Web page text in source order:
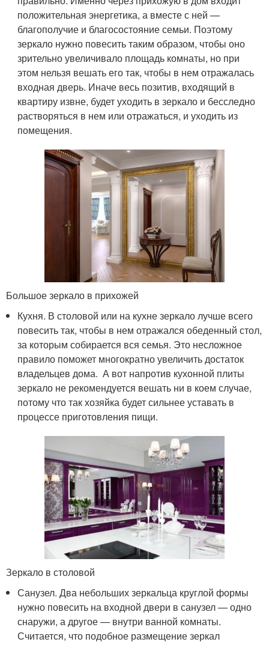
положительная энергетика, а вместе с ней —
благополучие и благосостояние семьи. Поэтому
зеркало нужно повесить таким образом, чтобы оно
зрительно увеличивало площадь комнаты, но при
этом нельзя вешать его так, чтобы в нем отражалась
входная дверь. Иначе весь позитив, входящий в
квартиру извне, будет уходить в зеркало и бесследно
растворяться в нем или отражаться, и уходить из
помещения.
Большое зеркало в прихожей
Кухня. В столовой или на кухне зеркало лучше всего
повесить так, чтобы в нем отражался обеденный стол,
за которым собирается вся семья. Это несложное
правило поможет многократно увеличить достаток
владельцев дома. А вот напротив кухонной плиты
зеркало не рекомендуется вешать ни в коем случае,
потому что так хозяйка будет сильнее уставать в
процессе приготовления пищи.
Зеркало в столовой
Санузел. Два небольших зеркальца круглой формы
нужно повесить на входной двери в санузел — одно
снаружи, а другое — внутри ванной комнаты.
Считается, что подобное размещение зеркал